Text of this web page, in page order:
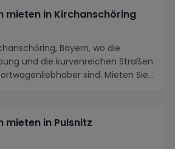
mieten in Kirchanschöring
Bayern, wo die
und die kurvenreichen Straßen
sind. Mieten Sie
mieten in Pulsnitz